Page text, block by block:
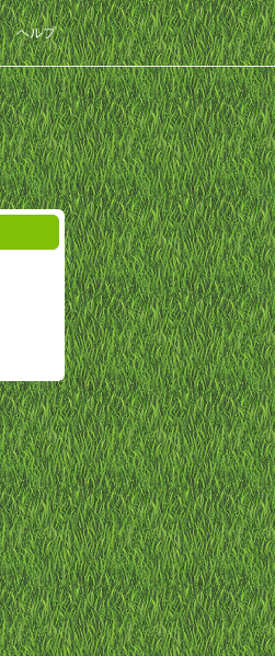
ヘルプ